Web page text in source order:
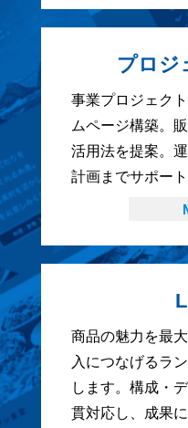
プロジ
事業プロジェク
ムページ構築。
活用法を提案。
計画までサポート
商品の魅力を最
入につなげるラ
します。構成・
貫対応し、成果